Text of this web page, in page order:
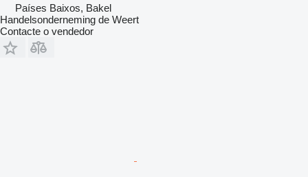
Países Baixos, Bakel
Handelsonderneming de Weert
Contacte o vendedor